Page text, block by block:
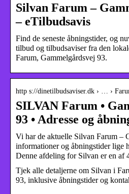
Silvan Farum –
– eTilbudsavis
Find de seneste åbningstider, og
tilbud og tilbudsaviser fra den
Farum, Gammelgårdsvej 93.
http s://dinetilbudsaviser.dk › … ›
SILVAN Farum •
93 • Adresse og
Vi har de aktuelle Silvan Farum –
informationer og åbningstider lige
Denne afdeling for Silvan er en
Tjek alle detaljerne om Silvan i
93, inklusive åbningstider og